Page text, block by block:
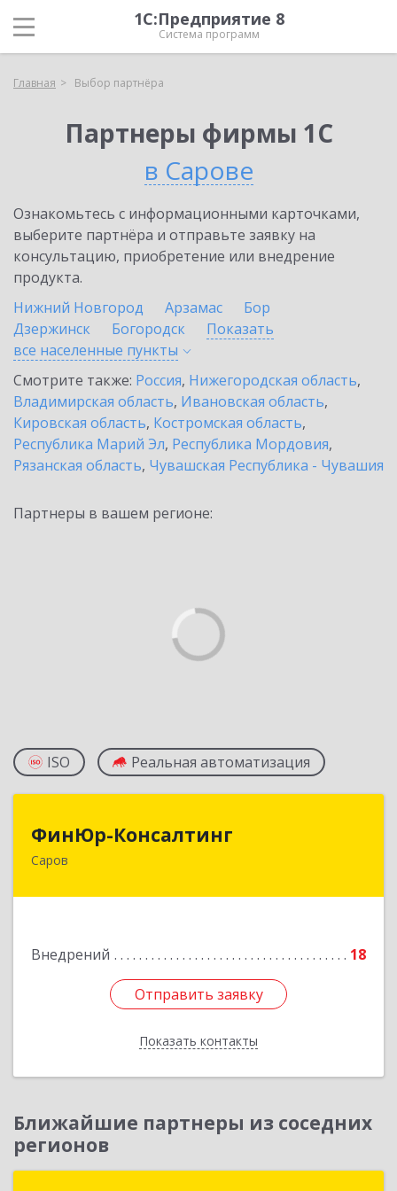
1С:Предприятие 8
Система программ
Главная Выбор партнёра
Партнеры фирмы 1С
в Сарове
Ознакомьтесь с информационными карточками,
выберите партнёра и отправьте заявку на
консультацию, приобретение или внедрение
продукта.
Нижний Новгород
Арзамас
Бор
Дзержинск
Богородск
Показать
все населенные пункты
Смотрите также: Россия, Нижегородская область,
Владимирская область, Ивановская область,
Кировская область, Костромская область,
Республика Марий Эл, Республика Мордовия,
Рязанская область, Чувашская Республика - Чувашия
Партнеры в вашем регионе:
ISO Реальная автоматизация
ФинЮр-Консалтинг
Саров
Внедрений 18
Отправить заявку
Показать контакты
Отправить заявку
Назад
Ближайшие партнеры из соседних
регионов